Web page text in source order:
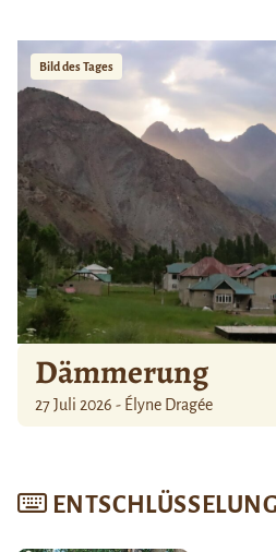
Bild des Tages
Dämmerung
27 Juli 2026 - Élyne Dragée